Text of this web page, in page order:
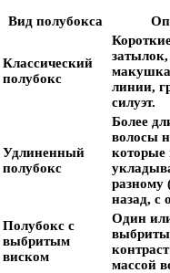
Вид полубокса
Классический
полубокс
линии,
силуэт.
Удлиненный
полубокс
Более
волосы
которые
разному
назад, с
Полубокс с
выбритым
виском
Один
массой